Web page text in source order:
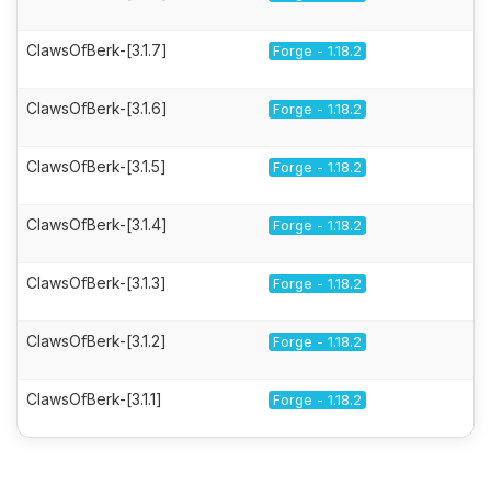
ClawsOfBerk-[3.1.7] Forge - 1.18.2
ClawsOfBerk-[3.1.6] Forge - 1.18.2
ClawsOfBerk-[3.1.5] Forge - 1.18.2
ClawsOfBerk-[3.1.4] Forge - 1.18.2
ClawsOfBerk-[3.1.3] Forge - 1.18.2
ClawsOfBerk-[3.1.2] Forge - 1.18.2
ClawsOfBerk-[3.1.1] Forge - 1.18.2